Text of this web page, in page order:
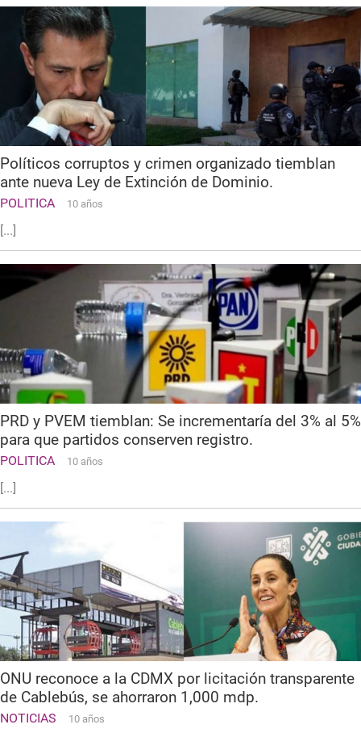
Políticos corruptos y crimen organizado tiemblan
ante nueva Ley de Extinción de Dominio.
POLITICA 10 años
[...]
PRD y PVEM tiemblan: Se incrementaría del 3% al 5%
para que partidos conserven registro.
POLITICA 10 años
[...]
ONU reconoce a la CDMX por licitación transparente
de Cablebús, se ahorraron 1,000 mdp.
NOTICIAS 10 años